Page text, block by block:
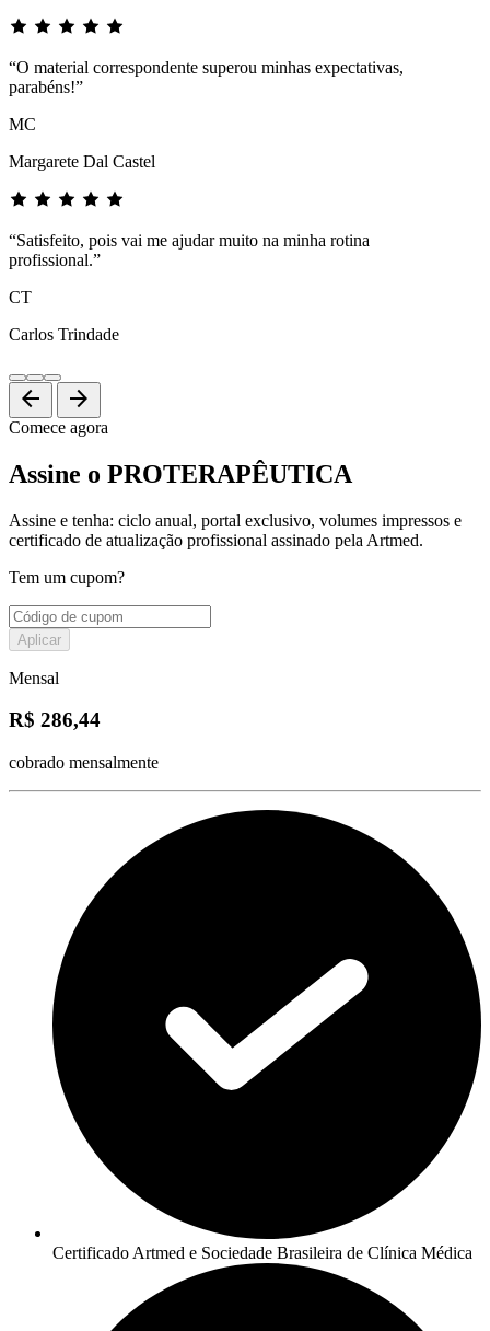
“O material correspondente superou minhas expectativas,
parabéns!”
MC
Margarete Dal Castel
“Satisfeito, pois vai me ajudar muito na minha rotina
profissional.”
CT
Carlos Trindade
arrow_back arrow_forward
Comece agora
Assine o PROTERAPÊUTICA
Assine e tenha: ciclo anual, portal exclusivo, volumes impressos e
certificado de atualização profissional assinado pela Artmed.
Tem um cupom?
Aplicar
Mensal
R$ 286,44
cobrado mensalmente
Certificado Artmed e Sociedade Brasileira de Clínica Médica